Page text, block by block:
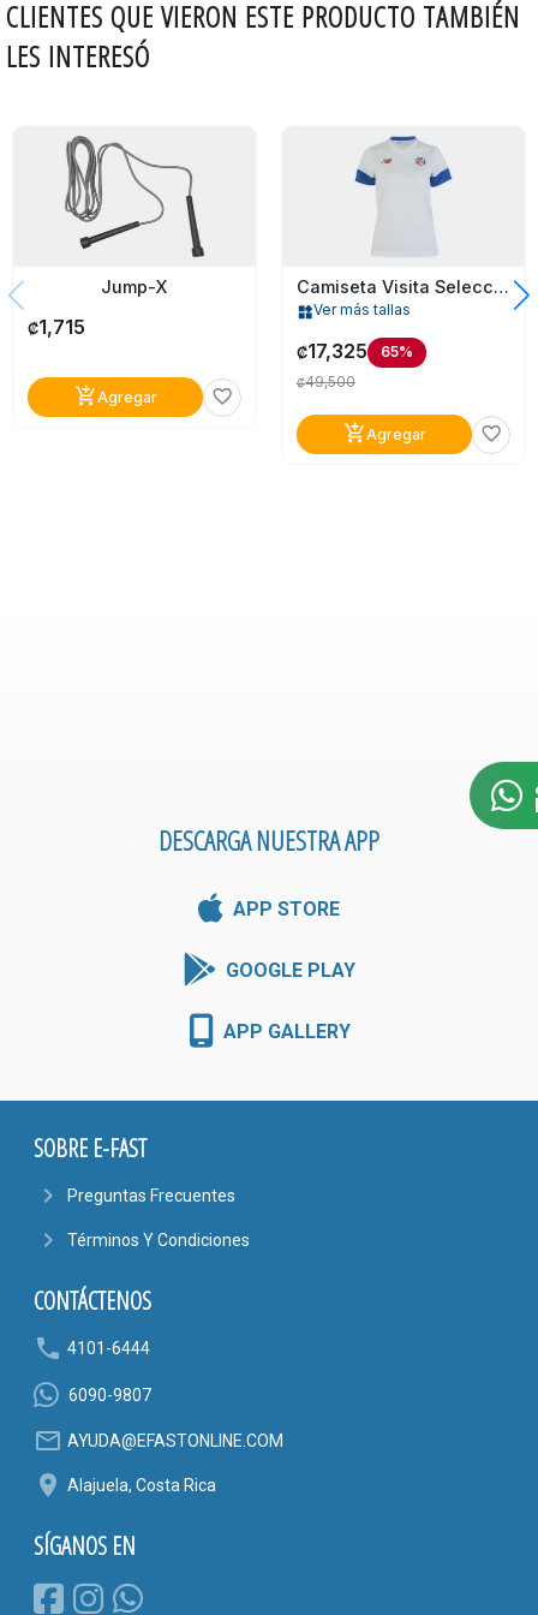
CLIENTES QUE VIERON ESTE PRODUCTO TAMBIÉN
LES INTERESÓ
Jump-X
₡1,715
add_shopping_cartAgregar favorite_border
Camiseta Visita Selección Costa Rica P/mujer
widgetsVer más tallas
₡17,325 65%
₡49,500
add_shopping_cartAgregar favorite_border
DESCARGA NUESTRA APP
APP STORE
GOOGLE PLAY
APP GALLERY
SOBRE E-FAST
navigate_next Preguntas Frecuentes
navigate_next Términos Y Condiciones
CONTÁCTENOS
phone 4101-6444
6090-9807
mail_outline AYUDA@EFASTONLINE.COM
location_on Alajuela, Costa Rica
SÍGANOS EN